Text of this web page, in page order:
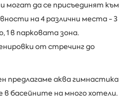
могат да се присъединят към
на 4 различни места - 3
1 в парковата зона.
от стречинг до
предлагаме аква гимнастика
в басейните на много хотели.